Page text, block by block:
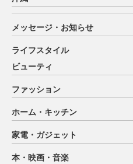
メッセージ・お知らせ
ライフスタイル
ビューティ
ファッション
ホーム・キッチン
家電・ガジェット
本・映画・音楽